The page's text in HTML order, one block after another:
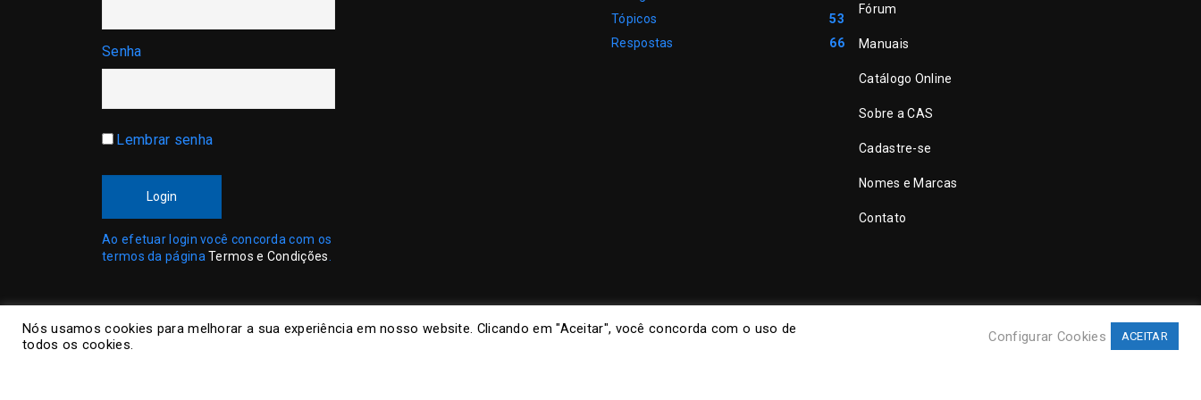
Senha
Lembrar senha
Login
Ao efetuar login você concorda com os
termos da páginaTermos e Condições
Tópicos
53
Respostas
66
Fórum
Manuais
Catálogo Online
Sobre a CAS
Cadastre-se
Nomes e Marcas
Contato
Nós usamos cookies para melhorar a sua experiência em nosso website. Clicando em "Aceitar", você concorda com o uso de
todos os cookies.
Configurar Cookies ACEITAR